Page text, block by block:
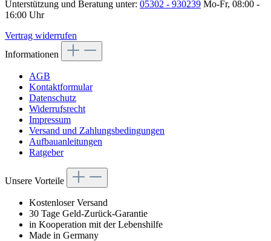
Unterstützung und Beratung unter: 05302 - 930239 Mo-Fr, 08:00 -
16:00 Uhr
Vertrag widerrufen
Informationen
AGB
Kontaktformular
Datenschutz
Widerrufsrecht
Impressum
Versand und Zahlungsbedingungen
Aufbauanleitungen
Ratgeber
Unsere Vorteile
Kostenloser Versand
30 Tage Geld-Zurück-Garantie
in Kooperation mit der Lebenshilfe
Made in Germany